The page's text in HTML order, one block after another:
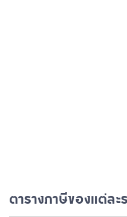
ตารางภาษีของแต่ละ